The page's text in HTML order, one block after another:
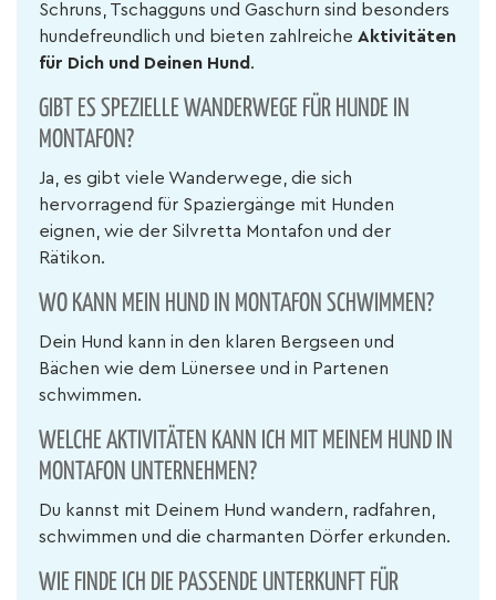
Schruns, Tschagguns und Gaschurn sind besonders
hundefreundlich und bieten zahlreiche Aktivitäten
für Dich und Deinen Hund .
GIBT ES SPEZIELLE WANDERWEGE FÜR HUNDE IN
MONTAFON?
Ja, es gibt viele Wanderwege, die sich
hervorragend für Spaziergänge mit Hunden
eignen, wie der Silvretta Montafon und der
Rätikon.
WO KANN MEIN HUND IN MONTAFON SCHWIMMEN?
Dein Hund kann in den klaren Bergseen und
Bächen wie dem Lünersee und in Partenen
schwimmen.
WELCHE AKTIVITÄTEN KANN ICH MIT MEINEM HUND IN
MONTAFON UNTERNEHMEN?
Du kannst mit Deinem Hund wandern, radfahren,
schwimmen und die charmanten Dörfer erkunden.
WIE FINDE ICH DIE PASSENDE UNTERKUNFT FÜR